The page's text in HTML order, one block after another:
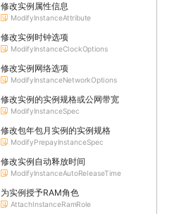
修改实例属性信息
ModifyInstanceAttribute
修改实例时钟选项
ModifyInstanceClockOptions
修改实例网络选项
ModifyInstanceNetworkOptions
修改实例的实例规格或公网带宽
ModifyInstanceSpec
修改包年包月实例的实例规格
ModifyPrepayInstanceSpec
修改实例自动释放时间
ModifyInstanceAutoReleaseTime
为实例授予RAM角色
AttachInstanceRamRole